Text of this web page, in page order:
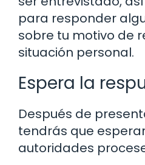
para responder
sobre tu motivo de
situación personal.
Espera la
Después de
tendrás que
autoridades